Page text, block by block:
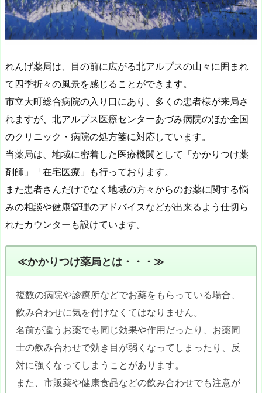
れんげ薬局は、目の前に広がる北アルプスの山々に囲まれ
て四季折々の風景を感じることができます。
市立大町総合病院の入り口にあり、多くの患者様が来局さ
れますが、北アルプス医療センターあづみ病院のほか全国
のクリニック・病院の処方箋に対応しています。
当薬局は、地域に密着した医療機関として「かかりつけ薬
剤師」「在宅医療」も行っております。
また患者さんだけでなく地域の方々からのお薬に関する悩
みの相談や健康管理のアドバイスなどが出来るよう仕切ら
れたカウンターも設けています。
≪かかりつけ薬局とは・・・≫
複数の病院や診療所などでお薬をもらっている場合、
飲み合わせに気を付けなくてはなりません。
名前が違うお薬でも同じ効果や作用だったり、お薬同
士の飲み合わせで効き目が弱くなってしまったり、反
対に強くなってしまうことがあります。
また、市販薬や健康食品などの飲み合わせでも注意が